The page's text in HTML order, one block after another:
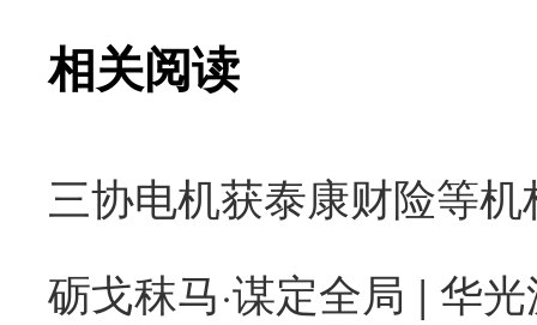
相关阅读
砺戈秣马·谋定全局 | 华